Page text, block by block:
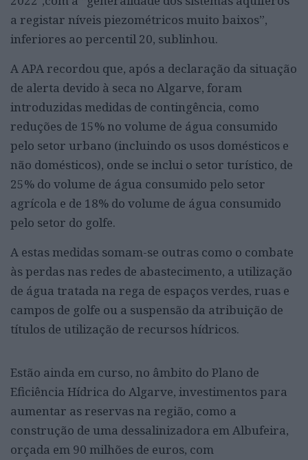
a registar níveis piezométricos muito baixos”,
inferiores ao percentil 20, sublinhou.
A APA recordou que, após a declaração da situação
de alerta devido à seca no Algarve, foram
introduzidas medidas de contingência, como
reduções de 15% no volume de água consumido
pelo setor urbano (incluindo os usos domésticos e
não domésticos), onde se inclui o setor turístico, de
25% do volume de água consumido pelo setor
agrícola e de 18% do volume de água consumido
pelo setor do golfe.
A estas medidas somam-se outras como o combate
às perdas nas redes de abastecimento, a utilização
de água tratada na rega de espaços verdes, ruas e
campos de golfe ou a suspensão da atribuição de
títulos de utilização de recursos hídricos.
Estão ainda em curso, no âmbito do Plano de
Eficiência Hídrica do Algarve, investimentos para
aumentar as reservas na região, como a
construção de uma dessalinizadora em Albufeira,
orçada em 90 milhões de euros, com